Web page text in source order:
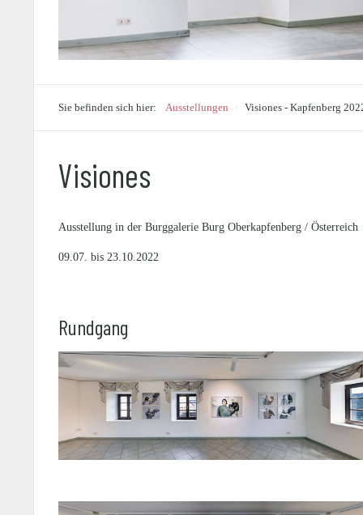
Sie befinden sich hier: Ausstellungen Visiones - Kapfenberg
Visiones
Ausstellung in der Burggalerie Burg Oberkapfenberg / Österreich
09.07. bis 23.10.2022
Rundgang